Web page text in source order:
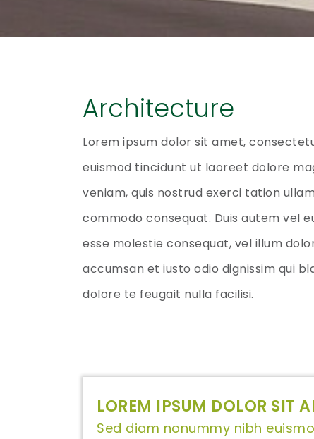
Architecture
Lorem ipsum dolor sit amet,
euismod tincidunt ut laoreet dolore
veniam, quis nostrud exerci tation
commodo consequat. Duis autem vel
esse molestie consequat, vel illum
accumsan et iusto odio dignissim qui
dolore te feugait nulla facilisi.
LOREM IPSUM DOLOR SIT
Sed diam nonummy nibh